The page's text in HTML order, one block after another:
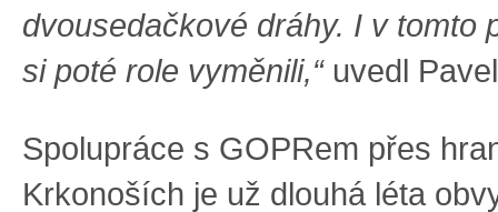
dvousedačkové dráhy. I v tomto
si poté role vyměnili,“uvedl
Spolupráce s GOPRem přes
Krkonoších je už dlouhá léta